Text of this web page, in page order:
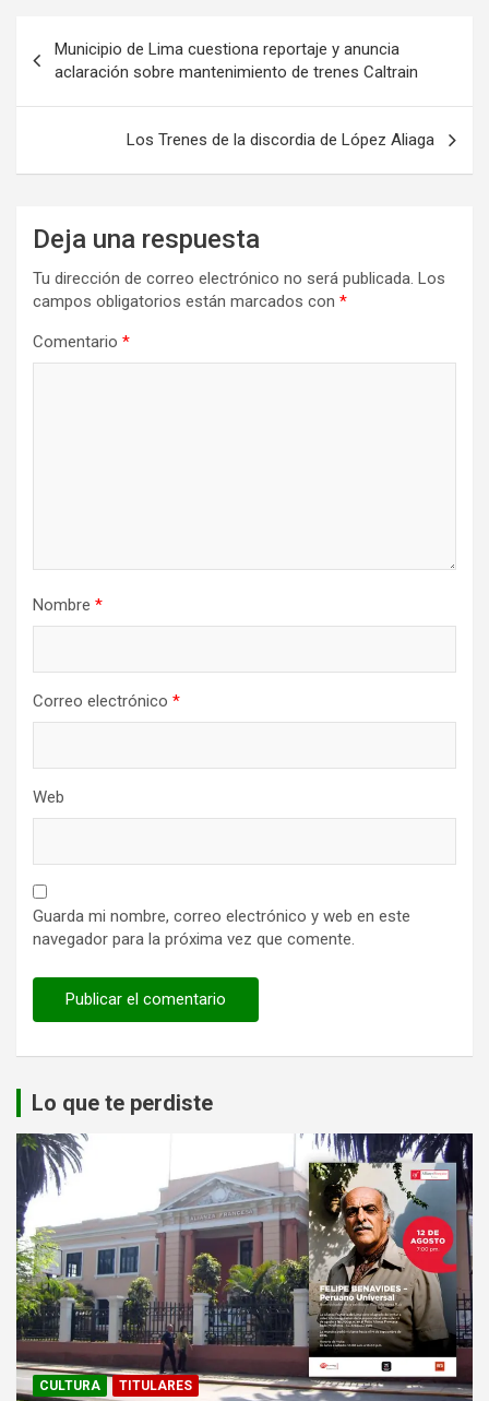
de
entradas
Municipio de Lima cuestiona reportaje y anuncia
aclaración sobre mantenimiento de trenes Caltrain
Los Trenes de la discordia de López Aliaga
Deja una respuesta
Tu dirección de correo electrónico no será publicada. Los
campos obligatorios están marcados con *
Comentario *
Nombre *
Correo electrónico *
Web
Guarda mi nombre, correo electrónico y web en este
navegador para la próxima vez que comente.
Lo que te perdiste
CULTURA TITULARES